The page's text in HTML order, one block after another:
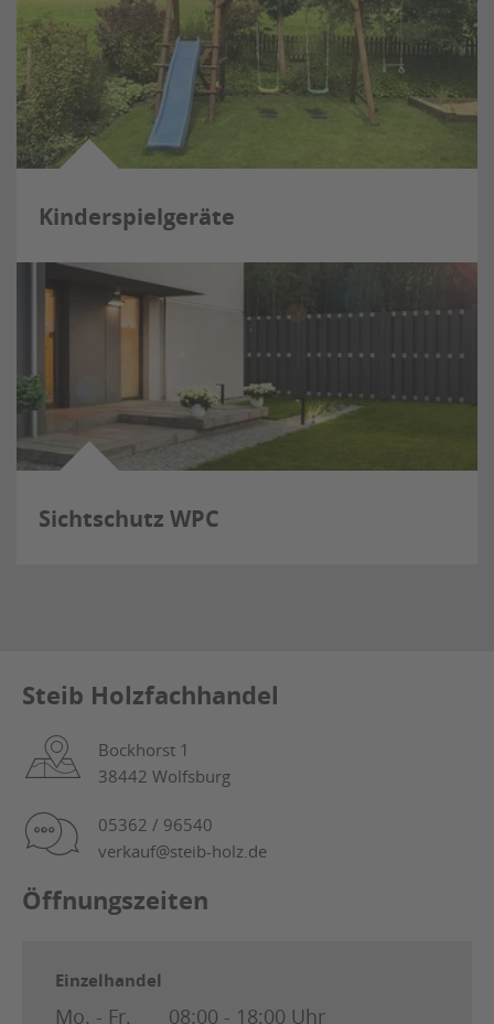
Kinderspielgeräte
Sichtschutz WPC
Steib Holzfachhandel
Bockhorst 1
38442 Wolfsburg
05362 / 96540
verkauf@steib-holz.de
Öffnungszeiten
Einzelhandel
Mo. - Fr.
08:00 - 18:00 Uhr